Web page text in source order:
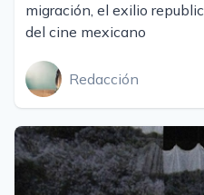
migración, el exilio
del cine mexicano
Redacción